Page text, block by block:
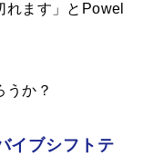
れます」とPowel
うか？
イブシフトテ